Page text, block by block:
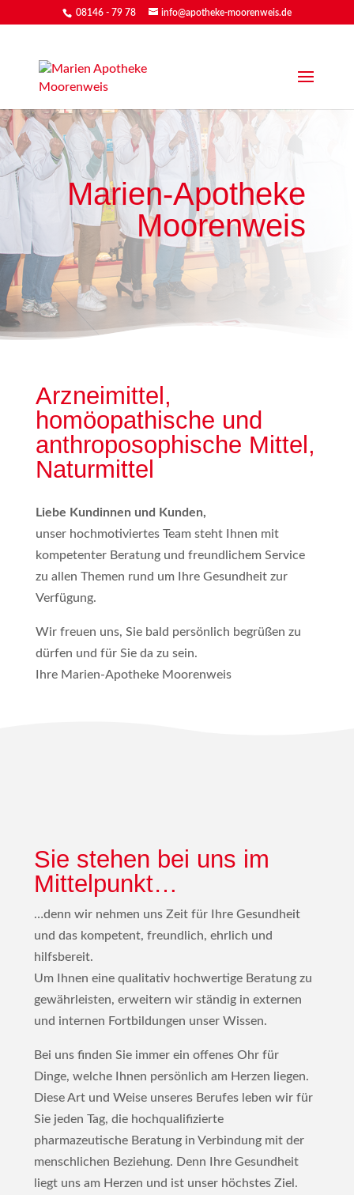
08146 - 79 78 info@apotheke-moorenweis.de
Marien-Apotheke
Moorenweis
Arzneimittel,
homöopathische und
anthroposophische Mittel,
Naturmittel
Liebe Kundinnen und Kunden,
unser hochmotiviertes Team steht Ihnen mit
kompetenter Beratung und freundlichem Service
zu allen Themen rund um Ihre Gesundheit zur
Verfügung.
Wir freuen uns, Sie bald persönlich begrüßen zu
dürfen und für Sie da zu sein.
Ihre Marien-Apotheke Moorenweis
Sie stehen bei uns im
Mittelpunkt…
…denn wir nehmen uns Zeit für Ihre Gesundheit
und das kompetent, freundlich, ehrlich und
hilfsbereit.
Um Ihnen eine qualitativ hochwertige Beratung zu
gewährleisten, erweitern wir ständig in externen
und internen Fortbildungen unser Wissen.
Bei uns finden Sie immer ein offenes Ohr für
Dinge, welche Ihnen persönlich am Herzen liegen.
Diese Art und Weise unseres Berufes leben wir für
Sie jeden Tag, die hochqualifizierte
pharmazeutische Beratung in Verbindung mit der
menschlichen Beziehung. Denn Ihre Gesundheit
liegt uns am Herzen und ist unser höchstes Ziel.